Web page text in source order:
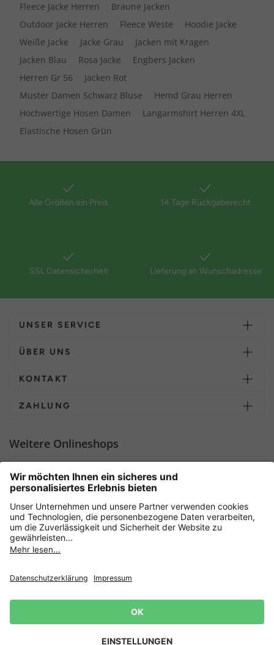
Fleece Jacke Herren
Braune Jacken
Outdoor Jacke Herren
Fleece Weste
Hoodie Jacke
Weiße Jacke
Jacke Grau
Jacken mit Kragen
Jacken Blau
Rosa Jacke
Engbers Jacken
Herren Gr 56
Jacken Rot
Muster Damen Schwarz Bluse
Hemd Grau Herren
Hochwertige Hosen Damen
Langarmshirt Herren 4XL
Elastische Hosen Grün
Alle Größen ein Preis 14 Tage Rückgaberecht
SSL Datensicherheit Lieferung an Wunschadresse
UNSER SERVICE
ÜBER UNS
KONTAKT
ZAHLUNG
Weitere Onlineshops
Sicher einkaufen mit
Widerrufsrecht
Impressum
Newsletter
Jetzt